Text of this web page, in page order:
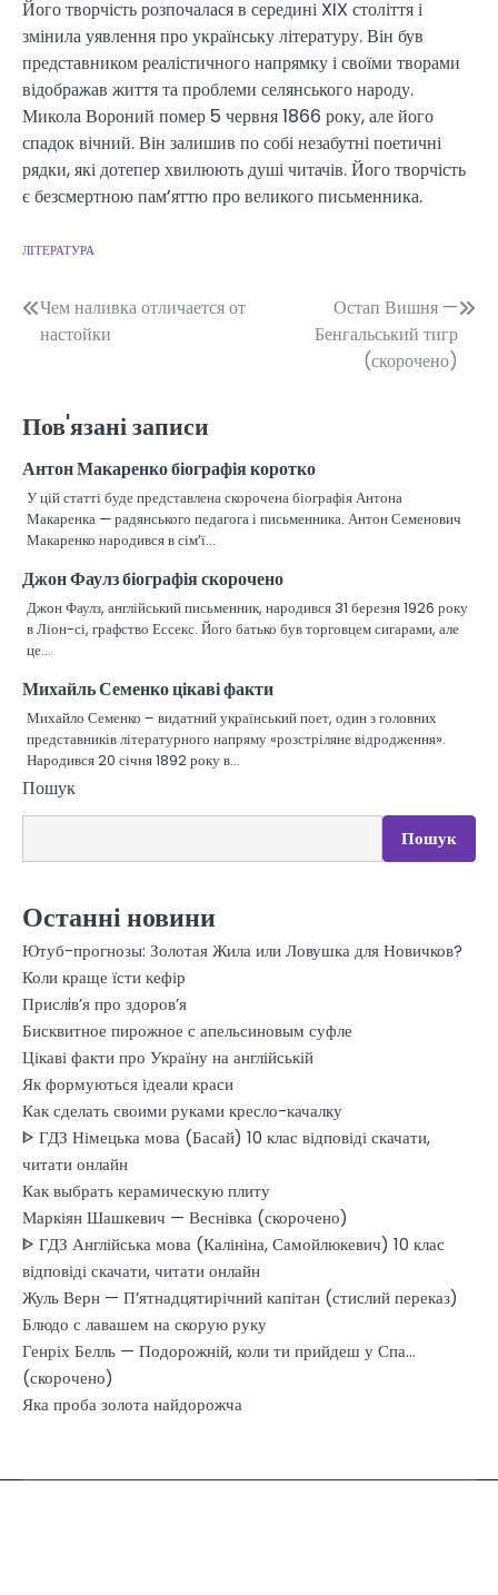
Його творчість розпочалася в середині XIX століття і
змінила уявлення про українську літературу. Він був
представником реалістичного напрямку і своїми творами
відображав життя та проблеми селянського народу.
Микола Вороний помер 5 червня 1866 року, але його
спадок вічний. Він залишив по собі незабутні поетичні
рядки, які дотепер хвилюють душі читачів. Його творчість
є безсмертною пам’яттю про великого письменника.
ЛІТЕРАТУРА
Навігація
Чем наливка отличается от
настойки
Остап Вишня —
Бенгальський тигр
(скорочено)
Пов'язані записи
Антон Макаренко біографія коротко
У цій статті буде представлена скорочена біографія Антона
Макаренка — радянського педагога і письменника. Антон Семенович
Макаренко народився в сім’ї…
Джон Фаулз біографія скорочено
Джон Фаулз, англійський письменник, народився 31 березня 1926 року
в Ліон-сі, графство Ессекс. Його батько був торговцем сигарами, але
це…
Михайль Семенко цікаві факти
Михайло Семенко – видатний український поет, один з головних
представників літературного напряму «розстріляне відродження».
Народився 20 січня 1892 року в…
Пошук
Пошук
Останні новини
Ютуб-прогнозы: Золотая Жила или Ловушка для Новичков?
Коли краще їсти кефір
Прислiв’я про здоров’я
Бисквитное пирожное с апельсиновым суфле
Цікаві факти про Україну на англійській
Як формуються ідеали краси
Как сделать своими руками кресло-качалку
ᐈ ГДЗ Німецька мова (Басай) 10 клас відповіді скачати,
читати онлайн
Как выбрать керамическую плиту
Маркіян Шашкевич — Веснівка (скорочено)
ᐈ ГДЗ Англійська мова (Калініна, Самойлюкевич) 10 клас
відповіді скачати, читати онлайн
Жуль Верн — П’ятнадцятирічний капітан (стислий переказ)
Блюдо с лавашем на скорую руку
Генріх Белль — Подорожній, коли ти прийдеш у Спа…
(скорочено)
Яка проба золота найдорожча